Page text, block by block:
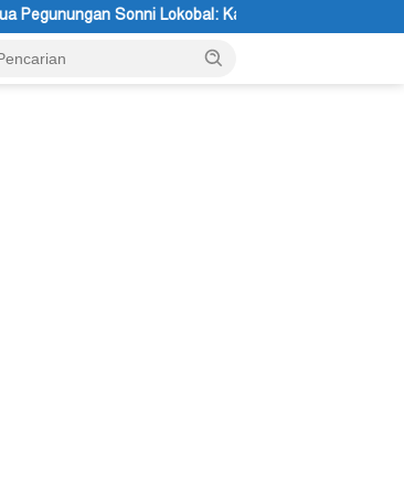
Mau KPK Audit Dana Otsus Seluruh Tanah Papua